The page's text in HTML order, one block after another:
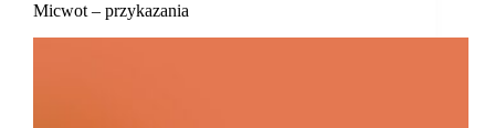
Micwot – przykazania